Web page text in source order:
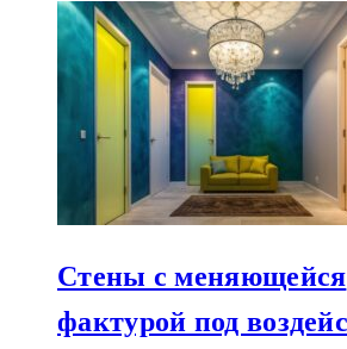
Стены с меняющейся
фактурой под